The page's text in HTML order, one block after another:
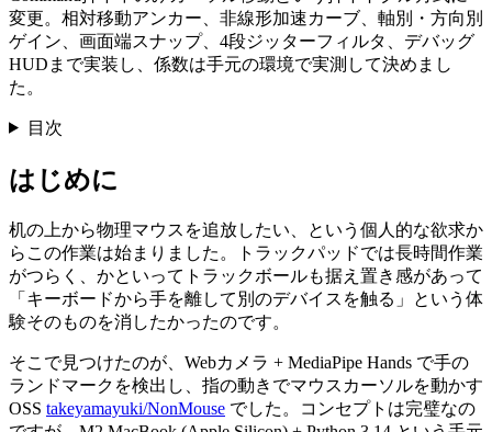
変更。相対移動アンカー、非線形加速カーブ、軸別・方向別
ゲイン、画面端スナップ、4段ジッターフィルタ、デバッグ
HUDまで実装し、係数は手元の環境で実測して決めまし
た。
目次
はじめに
机の上から物理マウスを追放したい、という個人的な欲求か
らこの作業は始まりました。トラックパッドでは長時間作業
がつらく、かといってトラックボールも据え置き感があって
「キーボードから手を離して別のデバイスを触る」という体
験そのものを消したかったのです。
そこで見つけたのが、Webカメラ + MediaPipe Hands で手の
ランドマークを検出し、指の動きでマウスカーソルを動かす
OSS takeyamayuki/NonMouse でした。コンセプトは完璧なの